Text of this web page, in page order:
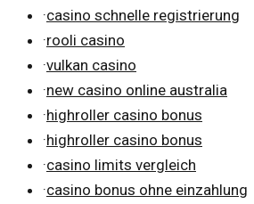
·casino schnelle registrierung
·rooli casino
·vulkan casino
·new casino online australia
·highroller casino bonus
·highroller casino bonus
·casino limits vergleich
·casino bonus ohne einzahlung